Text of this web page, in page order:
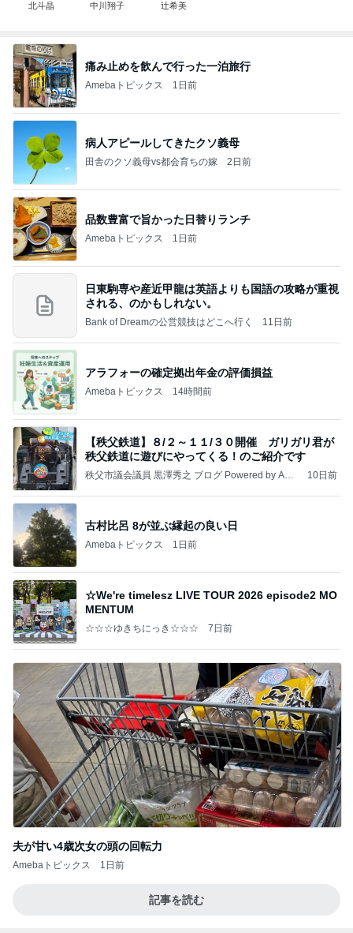
北斗晶 中川翔子 辻希美
痛み止めを飲んで行った一泊旅行
Amebaトピックス 1日前
病人アピールしてきたクソ義母
田舎のクソ義母vs都会育ちの嫁 2日前
品数豊富で旨かった日替りランチ
Amebaトピックス 1日前
日東駒専や産近甲龍は英語よりも国語の攻略が重視
される、のかもしれない。
Bank of Dreamの公営競技はどこへ行く 11日前
アラフォーの確定拠出年金の評価損益
Amebaトピックス 14時間前
【秩父鉄道】８/２～１１/３０開催 ガリガリ君が
秩父鉄道に遊びにやってくる！のご紹介です
秩父市議会議員 黒澤秀之 ブログ Powered by Ame
10日前
古村比呂 8が並ぶ縁起の良い日
Amebaトピックス 1日前
☆We're timelesz LIVE TOUR 2026 episode2 MO
MENTUM
☆☆☆ゆきちにっき☆☆☆ 7日前
夫が甘い4歳次女の頭の回転力
Amebaトピックス 1日前
記事を読む